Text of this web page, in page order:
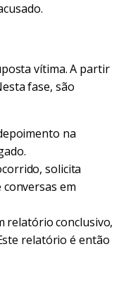
vítima. A partir
fase, são
na
solicita
em
relatório conclusivo,
relatório é então